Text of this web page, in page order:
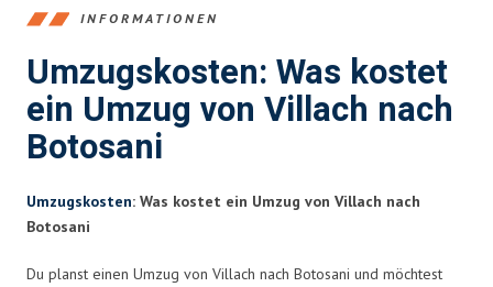
INFORMATIONEN
Umzugskosten: Was kostet
ein Umzug von Villach nach
Botosani
Umzugskosten: Was kostet ein Umzug von Villach nach
Botosani
Du planst einen Umzug von Villach nach Botosani und möchtest